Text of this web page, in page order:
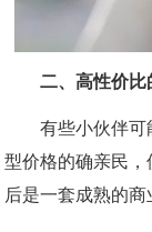
二、高性价比
有些小伙伴
型价格的确亲民
后是一套成熟的商